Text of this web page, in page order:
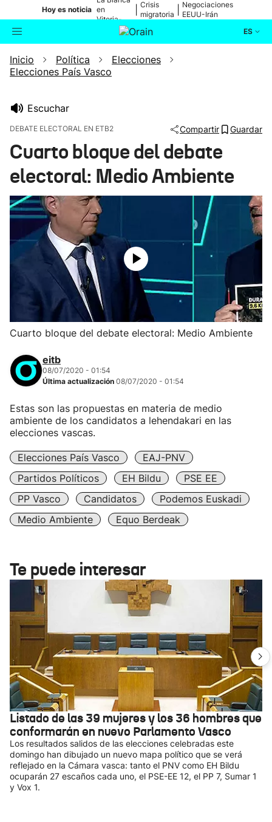
Hoy es noticia en
Vitoria-
Gasteiz
Crisis
migratoria
Negociaciones
EEUU-Irán
ES
Buscador Actualidad
Ikusmiran
Eguraldia
Inicio Política
Elecciones
Elecciones País Vasco
Escuchar
DEBATE ELECTORAL EN ETB2 Compartir Guardar
Cuarto bloque del debate
electoral: Medio Ambiente
Cuarto bloque del debate electoral: Medio Ambiente
eitb
08/07/2020 - 01:54
Última actualización 08/07/2020 - 01:54
Estas son las propuestas en materia de medio
ambiente de los candidatos a lehendakari en las
elecciones vascas.
Elecciones País Vasco
EAJ-PNV
Partidos Políticos
EH Bildu
PSE EE
PP Vasco
Candidatos
Podemos Euskadi
Medio Ambiente
Equo Berdeak
Te puede interesar
Listado de las 39 mujeres y los 36 hombres que
conformarán en nuevo Parlamento Vasco
Los resultados salidos de las elecciones celebradas este
domingo han dibujado un nuevo mapa político que se verá
reflejado en la Cámara vasca: tanto el PNV como EH Bildu
ocuparán 27 escaños cada uno, el PSE-EE 12, el PP 7, Sumar 1
y Vox 1.